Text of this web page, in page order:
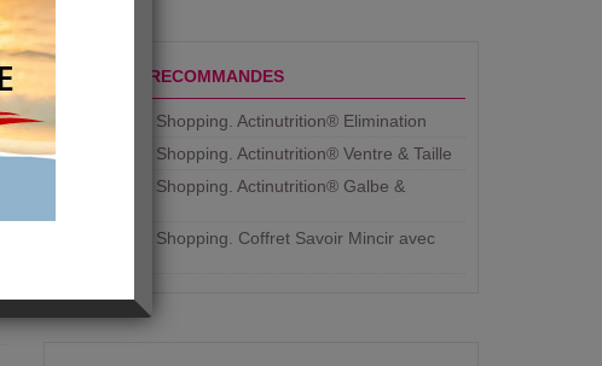
PRODUITS RECOMMANDES
Aujourdhui Shopping. Actinutrition® Elimination
Aujourdhui Shopping. Actinutrition® Ventre & Taille
Aujourdhui Shopping. Actinutrition® Galbe &
Aujourdhui Shopping. ​Coffret Savoir Mincir avec